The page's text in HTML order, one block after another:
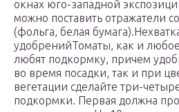
окнах юго-западной
можно поставить отражатели
(фольга, белая
удобренийТоматы, как и
любят подкормку, причем
во время посадки, так и при
вегетации сделайте три-
подкормки. Первая должна